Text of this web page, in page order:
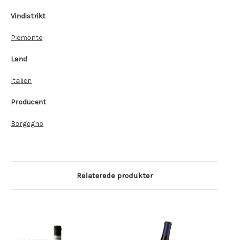
Vindistrikt
Piemonte
Land
Italien
Producent
Borgogno
Relaterede produkter